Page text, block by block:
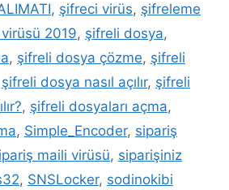
, şifreci virüs, şifreleme
2019, şifreli dosya,
, şifreli dosya çözme, şifreli
şifreli dosya nasıl açılır, şifreli
, şifreli dosyaları açma,
, Simple_Encoder, sipariş
maili virüsü, siparişiniz
, SNSLocker, sodinokibi